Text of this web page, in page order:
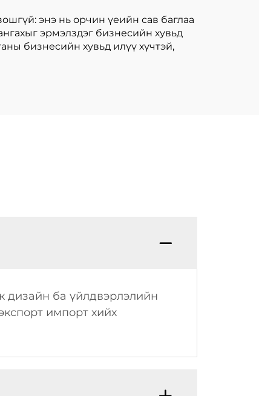
энэ нь орчин үеийн сав баглаа
эрмэлздэг бизнесийн хувьд
бизнесийн хувьд илүү хүчтэй,
дизайн ба үйлдвэрлэлийн
импорт хийх